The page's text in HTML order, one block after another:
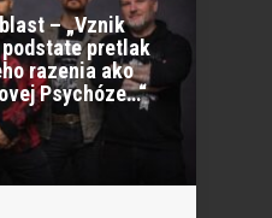
– „Vznik
pretlak
razenia ako
Psychóze…“